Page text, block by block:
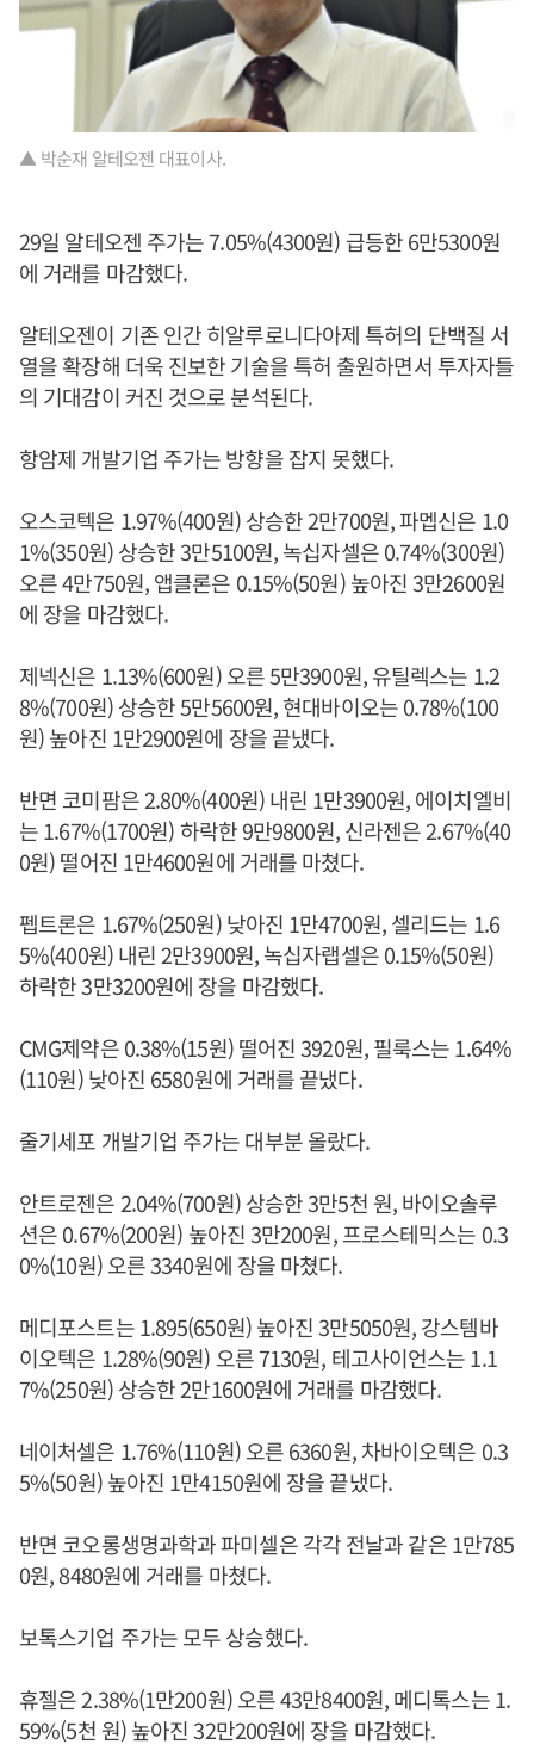
▲ 박순재 알테오젠 대표이사.
29일 알테오젠 주가는 7.05%(4300원) 급등한 6만5300원
에 거래를 마감했다.
알테오젠이 기존 인간 히알루로니다아제 특허의 단백질 서
열을 확장해 더욱 진보한 기술을 특허 출원하면서 투자자들
의 기대감이 커진 것으로 분석된다.
항암제 개발기업 주가는 방향을 잡지 못했다.
오스코텍은 1.97%(400원) 상승한 2만700원, 파멥신은 1.0
1%(350원) 상승한 3만5100원, 녹십자셀은 0.74%(300원)
오른 4만750원, 앱클론은 0.15%(50원) 높아진 3만2600원
에 장을 마감했다.
제넥신은 1.13%(600원) 오른 5만3900원, 유틸렉스는 1.2
8%(700원) 상승한 5만5600원, 현대바이오는 0.78%(100
원) 높아진 1만2900원에 장을 끝냈다.
반면 코미팜은 2.80%(400원) 내린 1만3900원, 에이치엘비
는 1.67%(1700원) 하락한 9만9800원, 신라젠은 2.67%(40
0원) 떨어진 1만4600원에 거래를 마쳤다.
펩트론은 1.67%(250원) 낮아진 1만4700원, 셀리드는 1.6
5%(400원) 내린 2만3900원, 녹십자랩셀은 0.15%(50원)
하락한 3만3200원에 장을 마감했다.
CMG제약은 0.38%(15원) 떨어진 3920원, 필룩스는 1.64%
(110원) 낮아진 6580원에 거래를 끝냈다.
줄기세포 개발기업 주가는 대부분 올랐다.
안트로젠은 2.04%(700원) 상승한 3만5천 원, 바이오솔루
션은 0.67%(200원) 높아진 3만200원, 프로스테믹스는 0.3
0%(10원) 오른 3340원에 장을 마쳤다.
메디포스트는 1.895(650원) 높아진 3만5050원, 강스템바
이오텍은 1.28%(90원) 오른 7130원, 테고사이언스는 1.1
7%(250원) 상승한 2만1600원에 거래를 마감했다.
네이처셀은 1.76%(110원) 오른 6360원, 차바이오텍은 0.3
5%(50원) 높아진 1만4150원에 장을 끝냈다.
반면 코오롱생명과학과 파미셀은 각각 전날과 같은 1만785
0원, 8480원에 거래를 마쳤다.
보톡스기업 주가는 모두 상승했다.
휴젤은 2.38%(1만200원) 오른 43만8400원, 메디톡스는 1.
59%(5천 원) 높아진 32만200원에 장을 마감했다.